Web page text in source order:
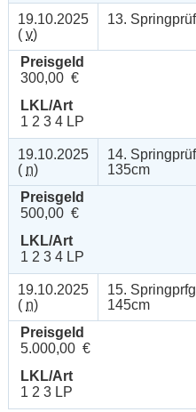
19.10.2025
( v)
13.
Preisgeld
300,00 €
LKL/Art
1 2 3 4 LP
19.10.2025
( n)
14.
135cm
Preisgeld
500,00 €
LKL/Art
1 2 3 4 LP
19.10.2025
( n)
15.
145cm
Preisgeld
5.000,00 €
LKL/Art
1 2 3 LP